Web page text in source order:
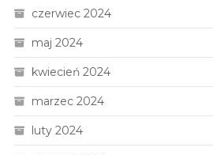
czerwiec 2024
maj 2024
kwiecień 2024
marzec 2024
luty 2024